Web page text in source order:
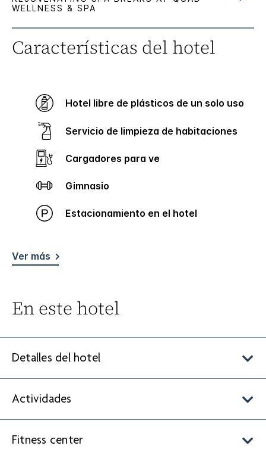
Características del hotel
Hotel libre de plásticos de un solo uso
Servicio de limpieza de habitaciones
Cargadores para ve
Gimnasio
Estacionamiento en el hotel
Ver más
En este hotel
Detalles del hotel
Actividades
Fitness center